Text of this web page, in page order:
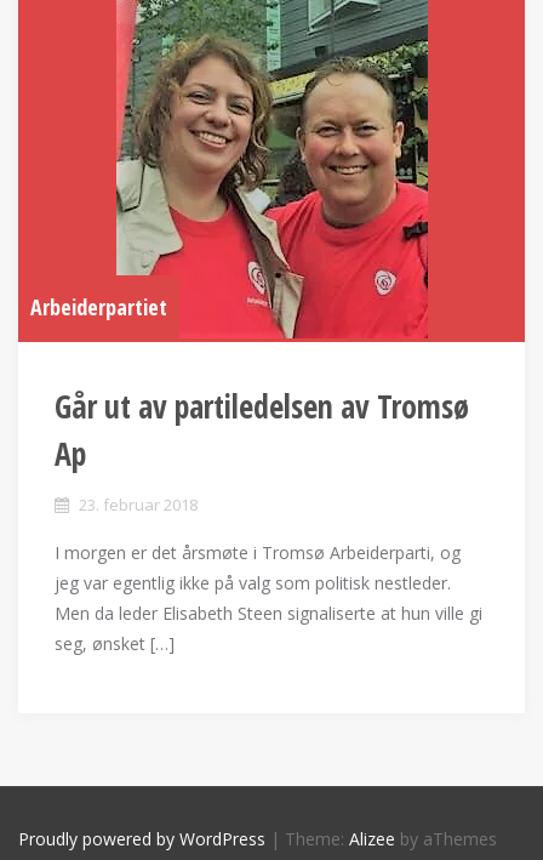
Arbeiderpartiet
Går ut av partiledelsen av Tromsø
Ap
23. februar 2018
I morgen er det årsmøte i Tromsø Arbeiderparti, og
jeg var egentlig ikke på valg som politisk nestleder.
Men da leder Elisabeth Steen signaliserte at hun ville gi
seg, ønsket […]
Proudly powered by WordPress | Theme: Alizee by aThemes